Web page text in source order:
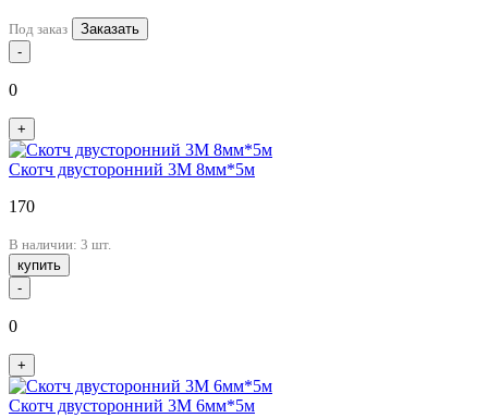
Под заказ
Заказать
-
0
+
Скотч двусторонний 3М 8мм*5м
170
В наличии: 3 шт.
купить
-
0
+
Скотч двусторонний 3М 6мм*5м